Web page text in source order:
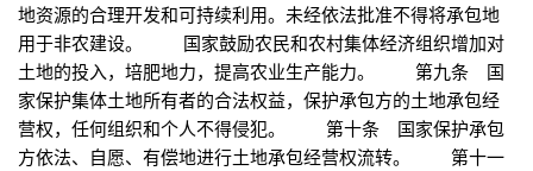
地资源的合理开发和可持续利用。未经依法批准不得将承包地
用于非农建设。 国家鼓励农民和农村集体经济组织增加对
土地的投入，培肥地力，提高农业生产能力。 第九条 国
家保护集体土地所有者的合法权益，保护承包方的土地承包经
营权，任何组织和个人不得侵犯。 第十条 国家保护承包
方依法、自愿、有偿地进行土地承包经营权流转。 第十一